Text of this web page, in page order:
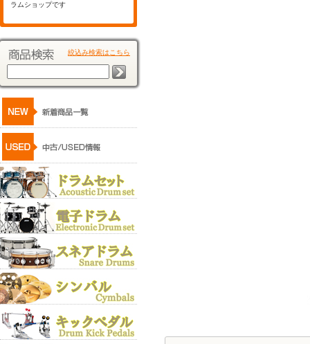
ラムショップです
絞込み検索はこちら